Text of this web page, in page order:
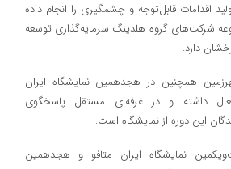
اقدامات قابل‌توجه و چشمگیری را انجام داده
شرکت‌‌های گروه هلدینگ سرمایه‌گذاری توسعه
دارد.
همچنین در هجدهمین نمایشگاه ایران
داشته و در غرفه‌ای مستقل پاسخگوی
این دوره از نمایشگاه است.
نمایشگاه ایران متافو و هجدهمین